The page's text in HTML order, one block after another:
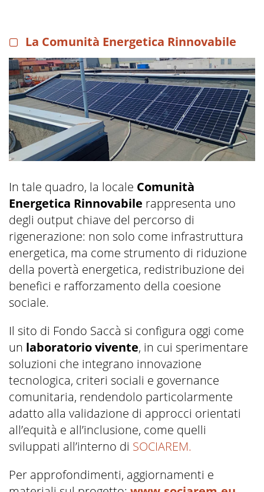
La Comunità Energetica Rinnovabile
In tale quadro, la locale Comunità
Energetica Rinnovabile rappresenta uno
degli output chiave del percorso di
rigenerazione: non solo come infrastruttura
energetica, ma come strumento di riduzione
della povertà energetica, redistribuzione dei
benefici e rafforzamento della coesione
sociale.
Il sito di Fondo Saccà si configura oggi come
un laboratorio vivente, in cui sperimentare
soluzioni che integrano innovazione
tecnologica, criteri sociali e governance
comunitaria, rendendolo particolarmente
adatto alla validazione di approcci orientati
all’equità e all’inclusione, come quelli
sviluppati all’interno di SOCIAREM.
Per approfondimenti, aggiornamenti e